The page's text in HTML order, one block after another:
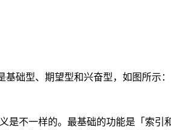
础型、期望型和兴奋型，如图所示：
不一样的。最基础的功能是「索